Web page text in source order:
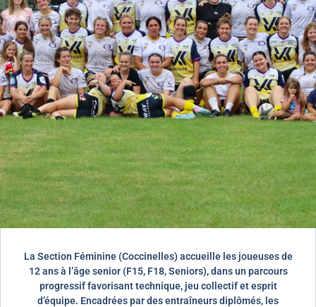
La Section Féminine (Coccinelles) accueille les joueuses de
12 ans à l’âge senior (F15, F18, Seniors), dans un parcours
progressif favorisant technique, jeu collectif et esprit
d’équipe. Encadrées par des entraîneurs diplômés, les